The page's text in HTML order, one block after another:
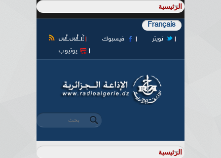
Français
آر أس أس فيسبوك
تويتر
يوتيوب
استمارة البحث
‏بحث ‏